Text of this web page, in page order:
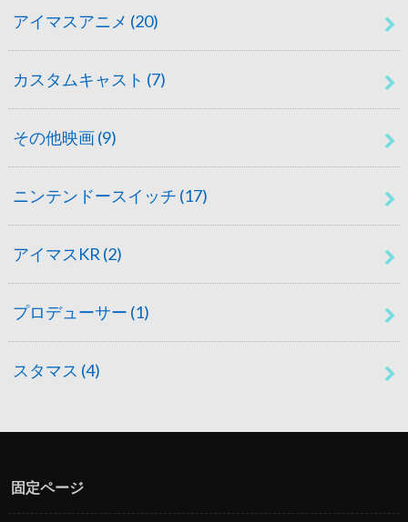
アイマスアニメ (20)
カスタムキャスト (7)
その他映画(9)
ニンテンドースイッチ (17)
アイマスKR (2)
プロデューサー (1)
スタマス (4)
固定ページ